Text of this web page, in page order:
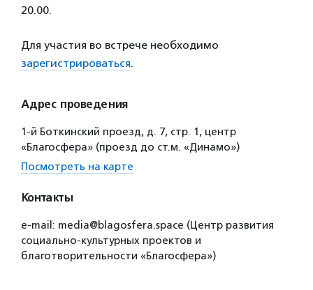
20.00.
Для участия во встрече необходимо
зарегистрироваться.
Адрес проведения
1-й Боткинский проезд, д. 7, стр. 1, центр
«Благосфера» (проезд до ст.м. «Динамо»)
Посмотреть на карте
Контакты
e-mail: media@blagosfera.space (Центр развития
социально-культурных проектов и
благотворительности «Благосфера»)